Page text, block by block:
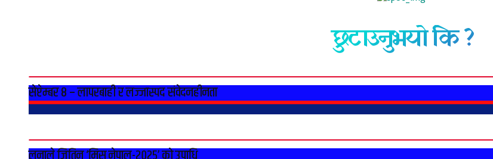
छुटाउनुभयो कि ?
सेप्टेम्बर ८ – लापरबाही र लज्जास्पद संवेदनहीनता